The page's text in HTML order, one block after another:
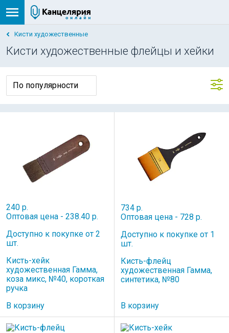
Кисти художественные
Кисти художественные флейцы и хейки
240 р.
Оптовая цена - 238.40 р.
Доступно к покупке от 2
шт.
Кисть-хейк
художественная Гамма,
коза микс, №40, короткая
ручка
В корзину
734 р.
Оптовая цена - 728 р.
Доступно к покупке от 1
шт.
Кисть-флейц
художественная Гамма,
синтетика, №80
В корзину